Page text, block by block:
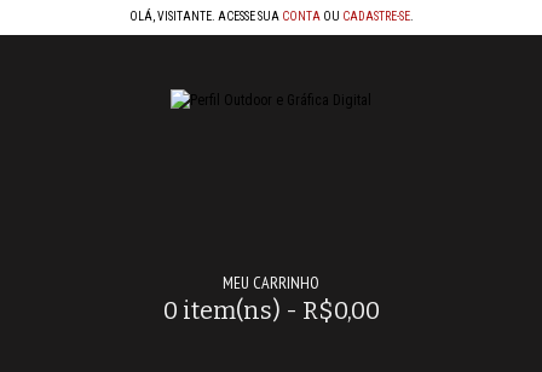
OLÁ, VISITANTE. ACESSE SUA CONTA OU CADASTRE-SE.
MEU CARRINHO
0 item(ns) - R$0,00